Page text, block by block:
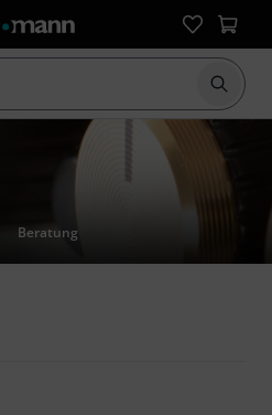
Suche
Beratung